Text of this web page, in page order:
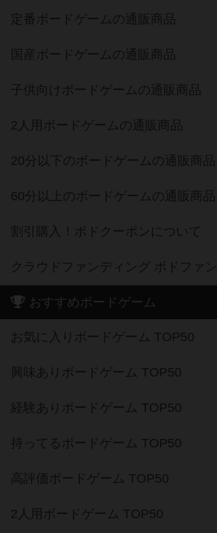
定番ボードゲームの通販商品
国産ボードゲームの通販商品
子供向けボードゲームの通販商品
2人用ボードゲームの通販商品
20分以下のボードゲームの通販商品
60分以上のボードゲームの通販商品
割引購入！ボドクーポンについて
クラウドファンディング ボドファン
おすすめボードゲーム
お気に入りボードゲーム TOP50
興味ありボードゲーム TOP50
経験ありボードゲーム TOP50
持ってるボードゲーム TOP50
高評価ボードゲーム TOP50
2人用ボードゲーム TOP50